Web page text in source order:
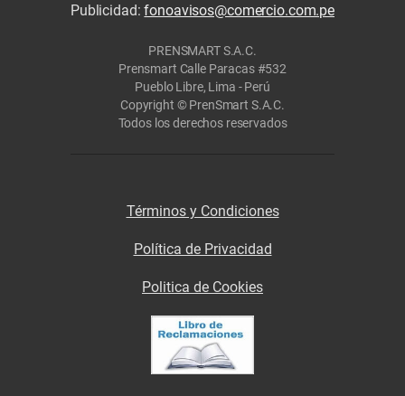
Publicidad:fonoavisos@comercio.com.pe
PRENSMART S.A.C.
Prensmart Calle Paracas #532
Pueblo Libre, Lima - Perú
Copyright © PrenSmart S.A.C.
Todos los derechos reservados
Términos y Condiciones
Política de Privacidad
Politica de Cookies